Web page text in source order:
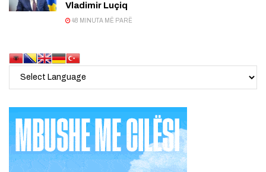
Vladimir Luçiq
48 MINUTA MË PARË